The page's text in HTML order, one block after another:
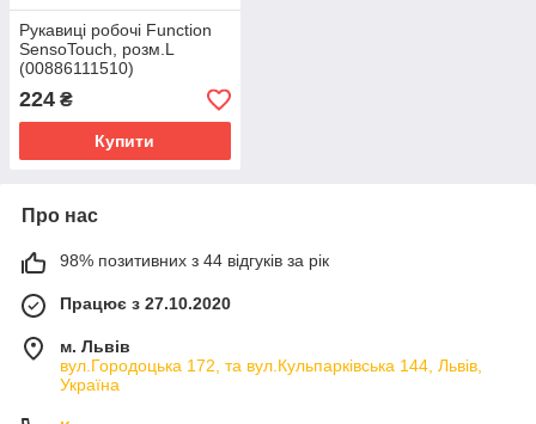
Рукавиці робочі Function
SensoTouch, розм.L
(00886111510)
224 ₴
Купити
Про нас
98% позитивних з 44 відгуків за рік
Працює з 27.10.2020
м. Львів
вул.Городоцька 172, та вул.Кульпарківська 144, Львів,
Україна